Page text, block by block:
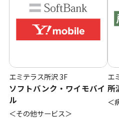
エミテラス所沢3F
ソフトバンク・ワイモバイ
ル
＜その他サービス＞
エ
所
＜